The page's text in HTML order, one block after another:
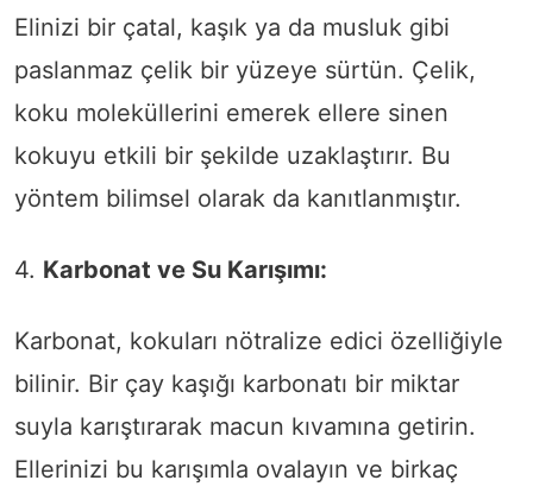
Elinizi bir çatal, kaşık ya da musluk gibi
paslanmaz çelik bir yüzeye sürtün. Çelik,
koku moleküllerini emerek ellere sinen
kokuyu etkili bir şekilde uzaklaştırır. Bu
yöntem bilimsel olarak da kanıtlanmıştır.
4. Karbonat ve Su Karışımı:
Karbonat, kokuları nötralize edici özelliğiyle
bilinir. Bir çay kaşığı karbonatı bir miktar
suyla karıştırarak macun kıvamına getirin.
Ellerinizi bu karışımla ovalayın ve birkaç